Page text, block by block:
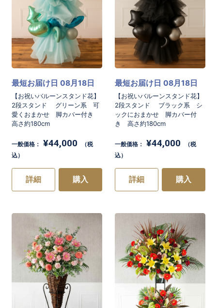
【お祝いバルーンスタンド花】
2段スタンド グリーン系 可
愛くおまかせ 脚カバー付き
高さ約180cm
最短お届け日 08月18日
一般価格： ¥44,000
（税
込）
詳細 購入
【お祝いバルーンスタンド花】
2段スタンド ブラック系 シ
ックにおまかせ 脚カバー付
き 高さ約180cm
最短お届け日 08月18日
一般価格： ¥44,000
（税
込）
詳細 購入